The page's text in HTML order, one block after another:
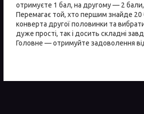
отримуєте 1 бал, на другому — 2
Перемагає той, хто першим знайде 20
конверта другої половинки та
дуже прості, так і досить складні
Головне — отримуйте задоволення